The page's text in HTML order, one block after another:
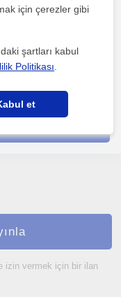
konunun özünü
izin vermek için bir ilan
için çerezler gibi
şartları kabul
Politikası
et